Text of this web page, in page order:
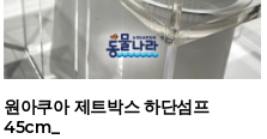
원아쿠아 제트박스 하단섬프
45cm_